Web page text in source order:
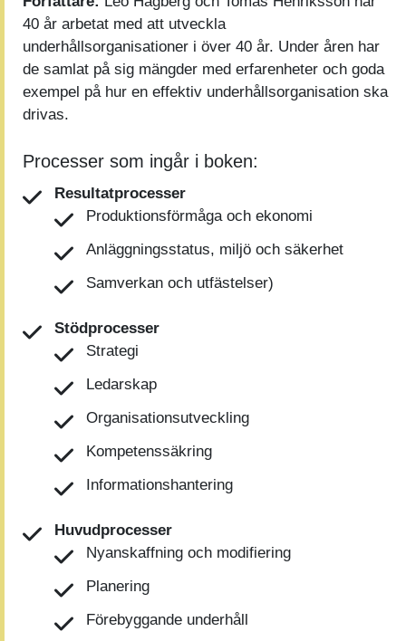
40 år arbetat med att utveckla
underhållsorganisationer i över 40 år. Under åren har
de samlat på sig mängder med erfarenheter och goda
exempel på hur en effektiv underhållsorganisation ska
drivas.
Processer som ingår i boken:
Resultatprocesser
Produktionsförmåga och ekonomi
Anläggningsstatus, miljö och säkerhet
Samverkan och utfästelser)
Stödprocesser
Strategi
Ledarskap
Organisationsutveckling
Kompetenssäkring
Informationshantering
Huvudprocesser
Nyanskaffning och modifiering
Planering
Förebyggande underhåll